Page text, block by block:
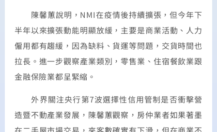
陳馨蕙說明，NMI在疫情後持續擴張，但今年下
半年以來擴張動能明顯放緩，主要是商業活動、人力
僱用都有趨緩，因為缺料、貨運等問題，交貨時間也
拉長。進一步觀察產業類別，零售業、住宿餐飲業跟
金融保險業都呈緊縮。
外界關注央行第7波選擇性信用管制是否衝擊營
造暨不動產業發展，陳馨蕙觀察，房仲業者如果著墨